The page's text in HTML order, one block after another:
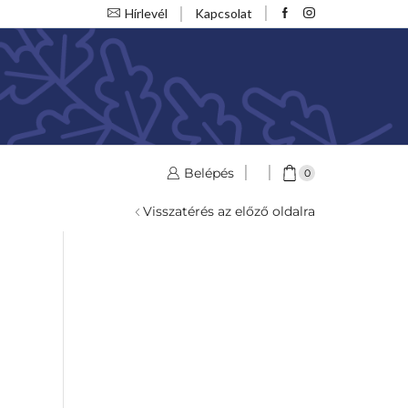
Hírlevél Kapcsolat
Belépés 0
Visszatérés az előző oldalra